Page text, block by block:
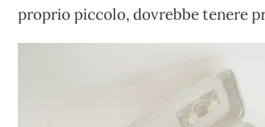
proprio piccolo, dovrebbe tenere